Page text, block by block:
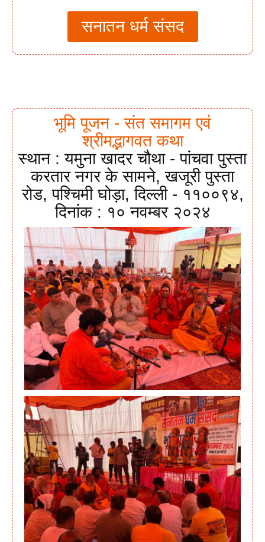
सनातन धर्म संसद
भूमि पूजन - संत समागम एवं
श्रीमद्भागवत कथा
स्थान : यमुना खादर चौथा - पांचवा पुस्ता
करतार नगर के सामने, खजूरी पुस्ता
रोड, पश्चिमी घोड़ा, दिल्ली - ११००९४,
दिनांक : १० नवम्बर २०२४